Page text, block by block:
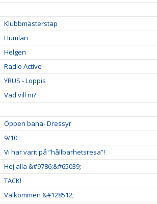
Klubbmästerstap
Humlan
Helgen
Radio Active
YRUS - Loppis
Vad vill ni?
Öppen bana- Dressyr
9/10
Vi har varit på ”hållbarhetsresa”!
Hej alla &#9786;&#65039;
TACK!
Välkommen &#128512;